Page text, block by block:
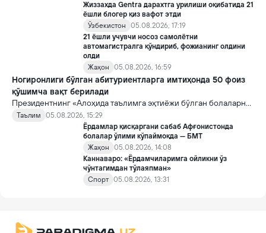
Жиззахда Gentra дарахтга урилиши оқибатида 21
ёшли блогер қиз вафот этди
Ўзбекистон
05.08.2026, 17:19
21 ёшли учувчи носоз самолётни
автомагистралга қўндириб, фожианинг олдини
олди
Жаҳон
05.08.2026, 16:59
Ногиронлиги бўлган абитуриентларга имтиҳонда 50 фоиз
қўшимча вақт берилади
Президентнинг «Алоҳида таълимга эҳтиёжи бўлган болаларни
таълим ва ижтимоий хизматлар билан қамраб олиш тизимини
такомиллаштириш бўйича қўшимча чора-тадбирлар
тўғрисида»ги қарори билан инклюзив таълим соҳасида қатор
янги механизмлар жорий этилади.
Таълим
05.08.2026, 15:29
Ёрдамлар қисқаргани сабаб Афғонистонда
болалар ўлими кўпаймоқда — БМТ
Жаҳон
05.08.2026, 14:08
Каннаваро: «Ёрдамчиларимга ойликни ўз
чўнтагимдан тўлаяпман»
Спорт 05.08.2026, 13:31